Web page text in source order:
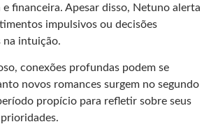
financeira. Apesar disso, Netuno alerta
impulsivos ou decisões
na intuição.
conexões profundas podem se
novos romances surgem no segundo
propício para refletir sobre seus